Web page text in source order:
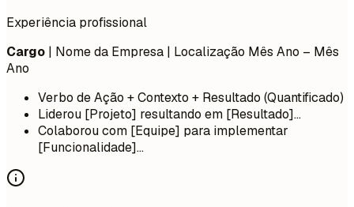
Experiência profissional
Cargo | Nome da Empresa | Localização Mês Ano – Mês
Ano
Verbo de Ação + Contexto + Resultado (Quantificado)
Liderou [Projeto] resultando em [Resultado]...
Colaborou com [Equipe] para implementar
[Funcionalidade]...